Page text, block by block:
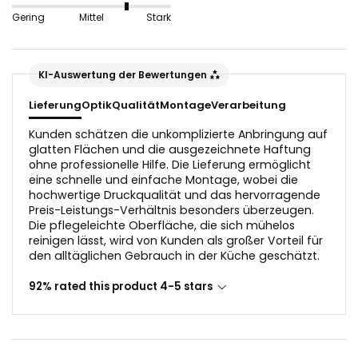
nicht geeignet, da sie die Lichtreflektion in der
Der Untergrund sollte vor dem Anbringen staub- und
Gering Mittel Stark
KI-Auswertung der Bewertungen
LieferungOptikQualitätMontageVerarbeitung
Kunden schätzen die unkomplizierte Anbringung auf
glatten Flächen und die ausgezeichnete Haftung
ohne professionelle Hilfe. Die Lieferung ermöglicht
eine schnelle und einfache Montage, wobei die
hochwertige Druckqualität und das hervorragende
Preis-Leistungs-Verhältnis besonders überzeugen.
Die pflegeleichte Oberfläche, die sich mühelos
reinigen lässt, wird von Kunden als großer Vorteil für
den alltäglichen Gebrauch in der Küche geschätzt.
92% rated this product 4-5 stars